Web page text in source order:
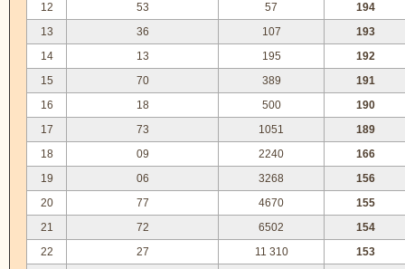
12
53 57
194
13
36 107
193
14
13 195
192
15
70 389
191
16
18 500
190
17
73 1051
189
18
09 2240
166
19
06 3268
156
20
77 4670
155
21
72 6502
154
22
27 11 310
153